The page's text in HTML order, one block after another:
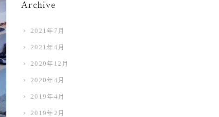
Archive
2021年7月
2021年4月
2020年12月
2020年4月
2019年4月
2019年2月